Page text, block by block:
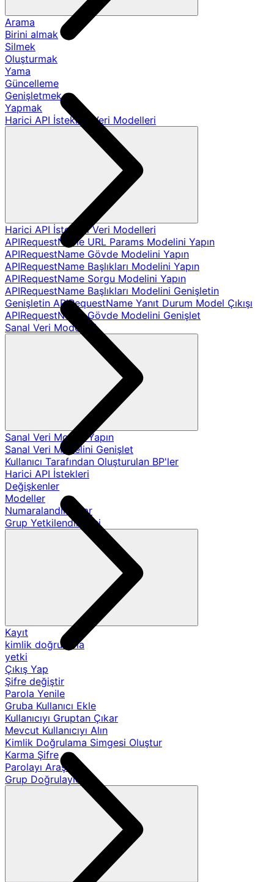
Arama
Birini almak
Silmek
Oluşturmak
Yama
Güncelleme
Genişletmek
Yapmak
Harici API İstekleri Veri Modelleri
Harici API İstekleri Veri Modelleri
APIRequestName URL Params Modelini Yapın
APIRequestName Gövde Modelini Yapın
APIRequestName Başlıkları Modelini Yapın
APIRequestName Sorgu Modelini Yapın
APIRequestName Başlıkları Modelini Genişletin
Genişletin APIRequestName Yanıt Durum Model Çıkışı
APIRequestName Gövde Modelini Genişlet
Sanal Veri Modelleri
Sanal Veri Modeli Yapın
Sanal Veri Modelini Genişlet
Kullanıcı Tarafından Oluşturulan BP'ler
Harici API İstekleri
Değişkenler
Modeller
Numaralandırmalar
Grup Yetkilendirmesi
Kayıt
kimlik doğrulama
yetki
Çıkış Yap
Şifre değiştir
Parola Yenile
Gruba Kullanıcı Ekle
Kullanıcıyı Gruptan Çıkar
Mevcut Kullanıcıyı Alın
Kimlik Doğrulama Simgesi Oluştur
Karma Şifre
Parolayı Araştır
Grup Doğrulayıcıları